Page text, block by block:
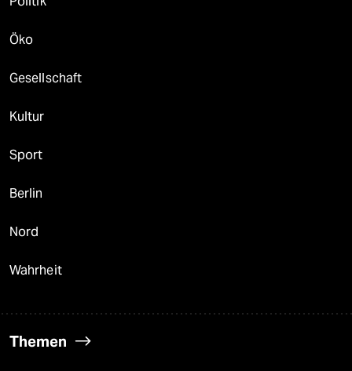
Öko
Gesellschaft
Kultur
Sport
Berlin
Nord
Wahrheit
Themen